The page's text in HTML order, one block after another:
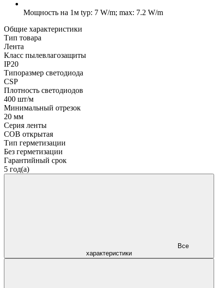
Мощность на 1м typ: 7 W/m; max: 7.2 W/m
Общие характеристики
Тип товара
Лента
Класс пылевлагозащиты
IP20
Типоразмер светодиода
CSP
Плотность светодиодов
400 шт/м
Минимальный отрезок
20 мм
Серия ленты
COB открытая
Тип герметизации
Без герметизации
Гарантийный срок
5 год(а)
характеристики